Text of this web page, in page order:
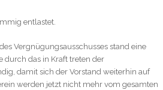
entlastet.
Vergnügungsausschusses stand eine
durch das in Kraft treten der
damit sich der Vorstand weiterhin auf
werden jetzt nicht mehr vom gesamten